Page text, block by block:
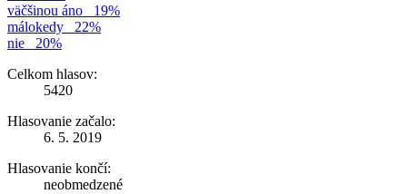
väčšinou áno
19%
málokedy
22%
nie
20%
Celkom hlasov:
5420
Hlasovanie začalo:
6. 5. 2019
Hlasovanie končí:
neobmedzené